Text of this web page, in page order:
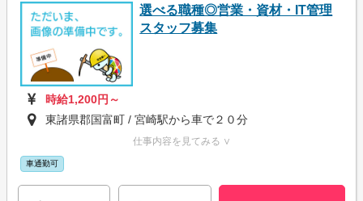
選べる職種◎営業・資材・IT管理
スタッフ募集
時給1,200円～
東諸県郡国富町 / 宮崎駅から車で２０分
仕事内容を見てみる ∨
車通勤可